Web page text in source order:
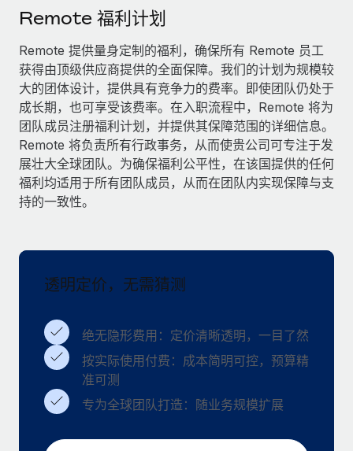
服务
咨询专家
获得全球人力资源与合规方面的专家帮助
背景调查
简化候选人筛选流程
合规守望台
防范合规风险
实体设立
人员调配与搬迁
轻松搬迁员工
福利
轻松管理员工福利
成为合作伙伴
与我们共探合作机遇
Remote Build 即将推出
集成与人工智能自动化咨询
案例研究
新闻室
薪金与人才洞察
洞察中心
获得支持
查看全部资源
博客
EOR compliance
As the global workforce continues to expand in response
了解更多
What a Workday global payroll implementation
actually looks like
six-month project with a dedicated team....
中文（简体）
Remote 福利计划
Remote 提供量身定制的福利，确保所有 Remote 员工
获得由顶级供应商提供的全面保障。我们的计划为规模较
大的团体设计，提供具有竞争力的费率。即使团队仍处于
成长期，也可享受该费率。在入职流程中，Remote 将为
团队成员注册福利计划，并提供其保障范围的详细信息。
Remote 将负责所有行政事务，从而使贵公司可专注于发
展壮大全球团队。为确保福利公平性，在该国提供的任何
福利均适用于所有团队成员，从而在团队内实现保障与支
持的一致性。
透明定价，无需猜测
绝无隐形费用：定价清晰透明，一目了然
按实际使用付费：成本简明可控，预算精
准可测
专为全球团队打造：随业务规模扩展